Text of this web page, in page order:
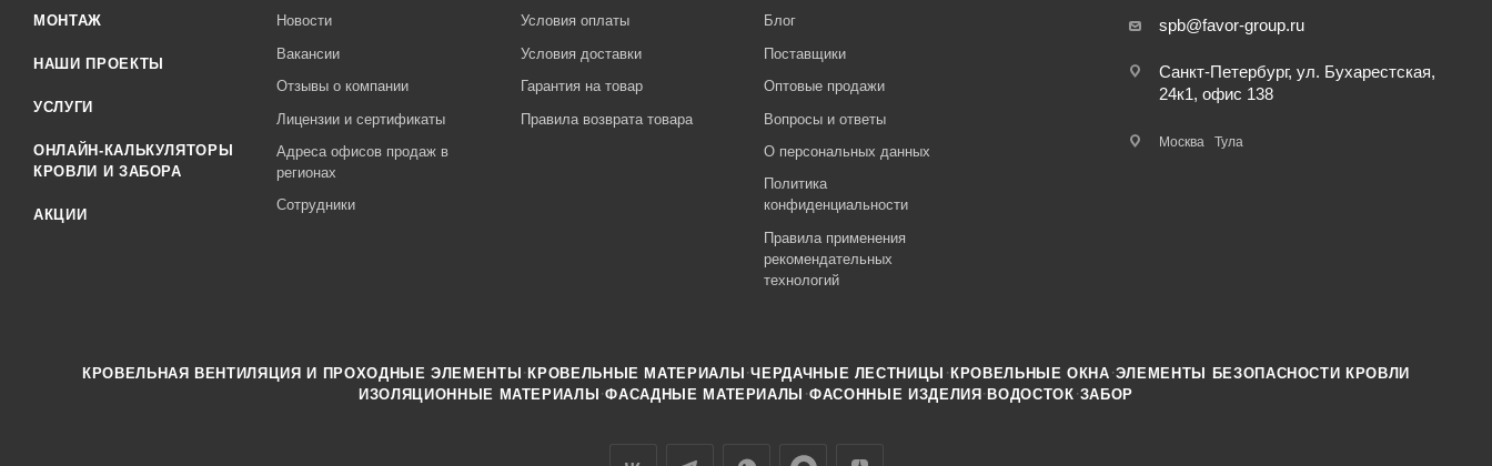
МОНТАЖ
НАШИ ПРОЕКТЫ
УСЛУГИ
ОНЛАЙН-КАЛЬКУЛЯТОРЫ
КРОВЛИ И ЗАБОРА
АКЦИИ
Новости
Вакансии
Отзывы о компании
Лицензии и сертификаты
Адреса офисов продаж в
регионах
Сотрудники
Условия оплаты
Условия доставки
Гарантия на товар
Правила возврата товара
Блог
Поставщики
Оптовые продажи
Вопросы и ответы
О персональных данных
Политика
конфиденциальности
Правила применения
рекомендательных
технологий
spb@favor-group.ru
Санкт-Петербург, ул. Бухарестская,
24к1, офис 138
Москва Тула
КРОВЕЛЬНАЯ ВЕНТИЛЯЦИЯ И ПРОХОДНЫЕ ЭЛЕМЕНТЫ ·КРОВЕЛЬНЫЕ МАТЕРИАЛЫ ·ЧЕРДАЧНЫЕ ЛЕСТНИЦЫ ·КРОВЕЛЬНЫЕ ОКНА ·ЭЛЕМЕНТЫ БЕЗОПАСНОСТИ КРОВЛИ
ИЗОЛЯЦИОННЫЕ МАТЕРИАЛЫ ·ФАСАДНЫЕ МАТЕРИАЛЫ ·ФАСОННЫЕ ИЗДЕЛИЯ·ВОДОСТОК ·ЗАБОР